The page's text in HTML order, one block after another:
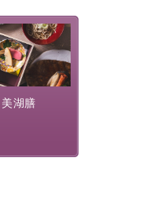
ます。
----------
可能な上、 安心安全にご
・消毒プログラムの基、
湖膳
地で特別を
長・神原 裕
作和会席で
の幸...